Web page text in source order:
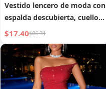
Vestido lencero de moda con
espalda descubierta, cuello
en V y cintura alta para
mujer
$17.40$86.31